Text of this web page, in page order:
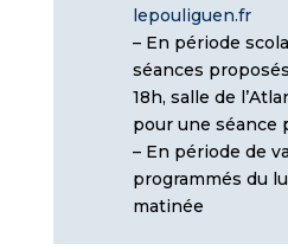
lepouliguen.fr
– En période
séances
18h, salle de
pour une séance
– En période de
programmés du
matinée